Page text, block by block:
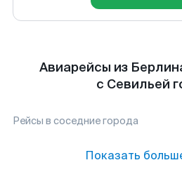
Авиарейсы из
с Севильей
Рейсы в соседние города
Показать